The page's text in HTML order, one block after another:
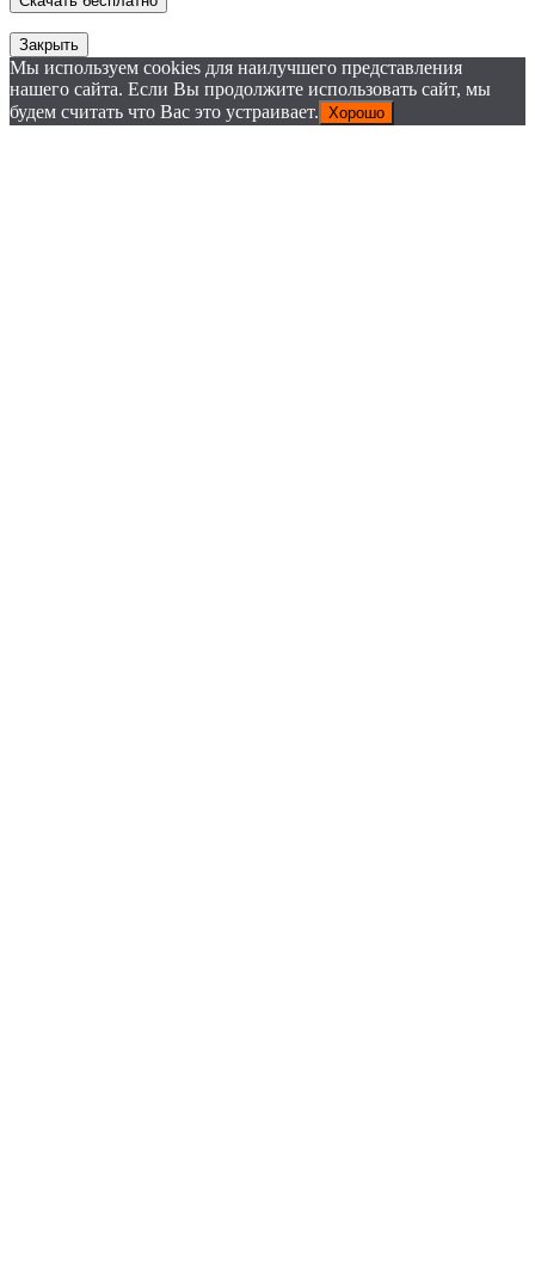
Закрыть
Мы используем cookies для наилучшего представления
нашего сайта. Если Вы продолжите использовать сайт, мы
будем считать что Вас это устраивает. Хорошо